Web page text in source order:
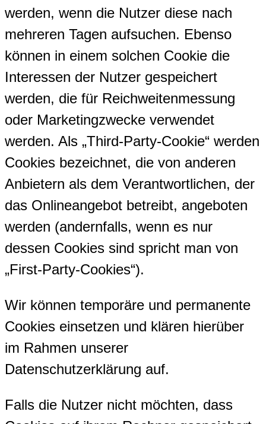
werden, wenn die Nutzer diese nach
mehreren Tagen aufsuchen. Ebenso
können in einem solchen Cookie die
Interessen der Nutzer gespeichert
werden, die für Reichweitenmessung
oder Marketingzwecke verwendet
werden. Als „Third-Party-Cookie“ werden
Cookies bezeichnet, die von anderen
Anbietern als dem Verantwortlichen, der
das Onlineangebot betreibt, angeboten
werden (andernfalls, wenn es nur
dessen Cookies sind spricht man von
„First-Party-Cookies“).
Wir können temporäre und permanente
Cookies einsetzen und klären hierüber
im Rahmen unserer
Datenschutzerklärung auf.
Falls die Nutzer nicht möchten, dass